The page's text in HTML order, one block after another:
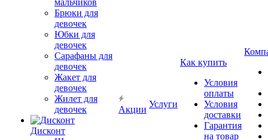
мальчиков
Брюки для
девочек
Юбки для
девочек
Сарафаны для
девочек
Жакет для
девочек
Жилет для
девочек
Дисконт
Акции
Услуги
Как купить
Условия
оплаты
Условия
доставки
Гарантия
на товар